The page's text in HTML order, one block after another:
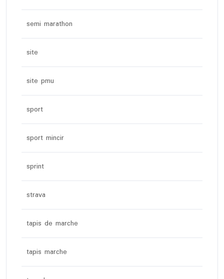
semi marathon
site
site pmu
sport
sport mincir
sprint
strava
tapis de marche
tapis marche